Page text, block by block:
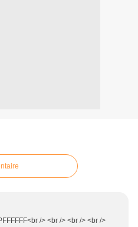
/> <br /> <br /> <br />